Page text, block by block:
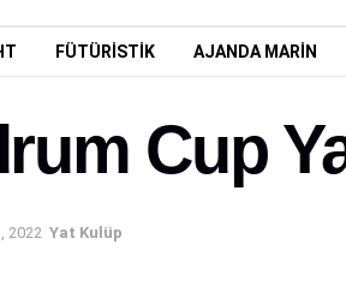
FÜTÜRİSTİK AJANDA MARİN
Cup
2022 Yat Kulüp